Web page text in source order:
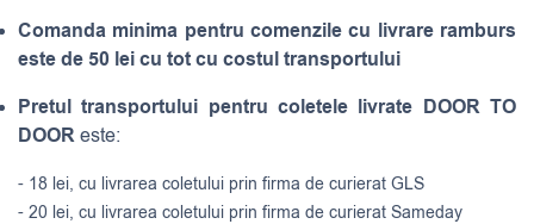
Comanda minima pentru comenzile cu livrare ramburs
este de 50 lei cu tot cu costul transportului
Pretul transportului pentru coletele livrate DOOR TO
DOOReste:
- 18 lei, cu livrarea coletului prin firma de curierat GLS
- 20 lei, cu livrarea coletului prin firma de curierat Sameday